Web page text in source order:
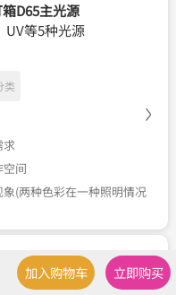
D65主光源
UV等5种光源
类
求
间
(两种色彩在一种照明情况
加入购物车 立即购买